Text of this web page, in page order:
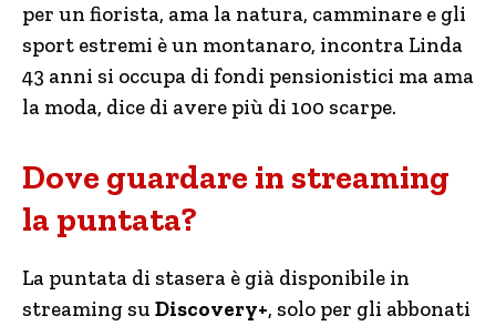
per un fiorista, ama la natura, camminare e gli
sport estremi è un montanaro, incontra Linda
43 anni si occupa di fondi pensionistici ma ama
la moda, dice di avere più di 100 scarpe.
Dove guardare in streaming
la puntata?
La puntata di stasera è già disponibile in
streaming su Discovery+, solo per gli abbonati